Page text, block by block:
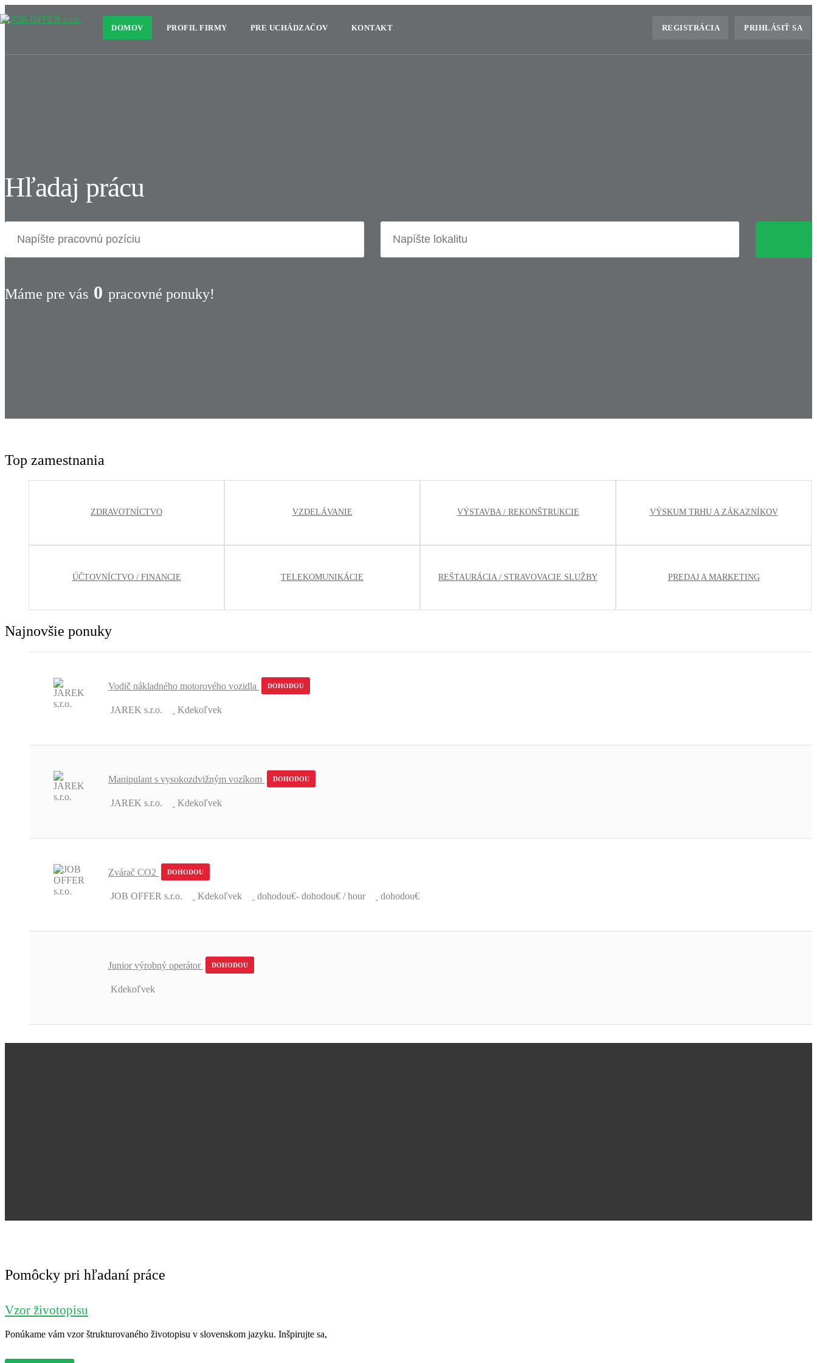
DOMOV PROFIL FIRMY PRE UCHÁDZAČOV KONTAKT REGISTRÁCIA PRIHLÁSIŤ SA
Hľadaj prácu
Máme pre vás 0 pracovné ponuky!
Top zamestnania
ZDRAVOTNÍCTVO VZDELÁVANIE VÝSTAVBA / REKONŠTRUKCIE VÝSKUM TRHU A ZÁKAZNÍKOV
ÚČTOVNÍCTVO / FINANCIE TELEKOMUNIKÁCIE REŠTAURÁCIA / STRAVOVACIE SLUŽBY PREDAJ A MARKETING
Najnovšie ponuky
Vodič nákladného motorového vozidla DOHODOU
JAREK s.r.o. Kdekoľvek
Manipulant s vysokozdvižným vozíkom DOHODOU
JAREK s.r.o. Kdekoľvek
Zvárač CO2 DOHODOU
JOB OFFER s.r.o. Kdekoľvek dohodou€- dohodou€ / hour dohodou€
Junior výrobný operátor DOHODOU
Kdekoľvek
Pomôcky pri hľadaní práce
Vzor životopisu
Ponúkame vám vzor štrukturovaného životopisu v slovenskom jazyku. Inšpirujte sa,